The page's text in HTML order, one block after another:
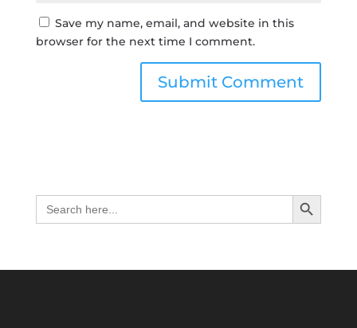
Save my name, email, and website in this
browser for the next time I comment.
Search
for:
Search Button